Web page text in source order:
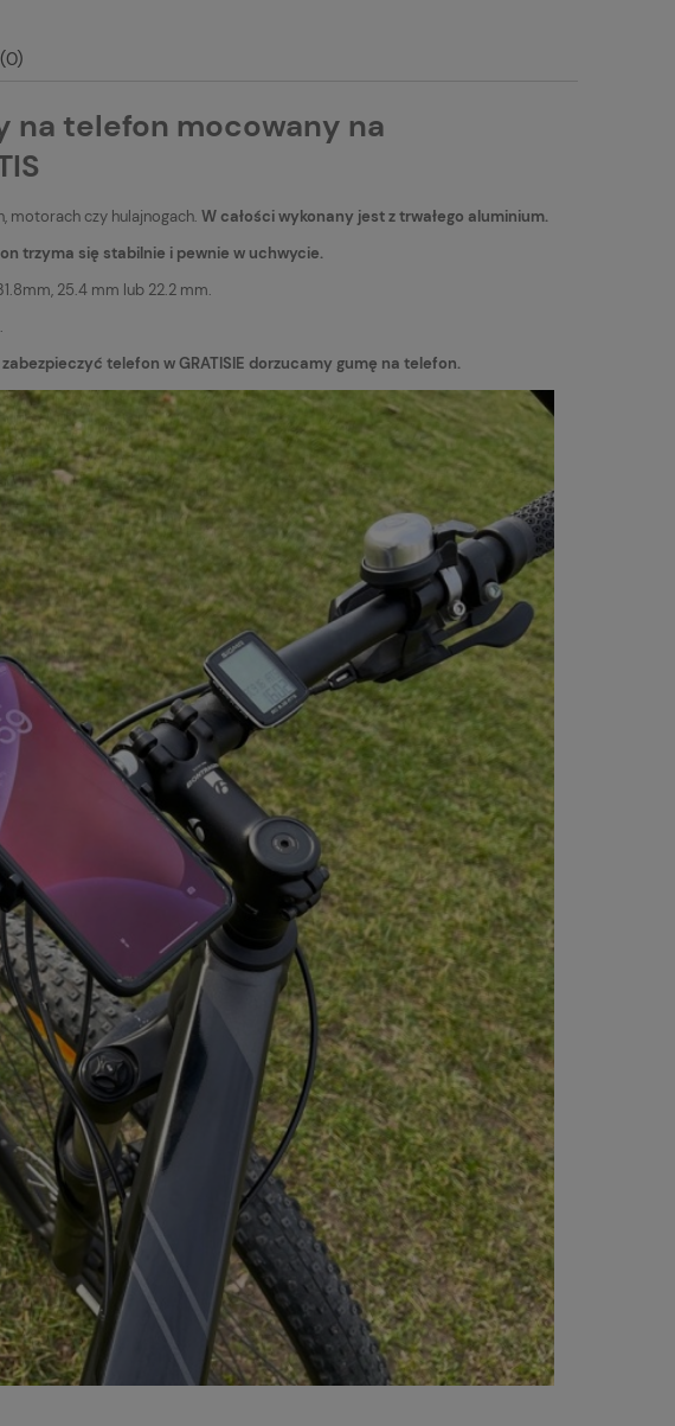
kosztówtelefon mocowany na
motorach czy hulajnogach. W całości wykonany jest z trwałego aluminium.
trzyma się stabilnie i pewnie w uchwycie.
25.4 mm lub 22.2 mm.
telefon w GRATISIE dorzucamy gumę na telefon.